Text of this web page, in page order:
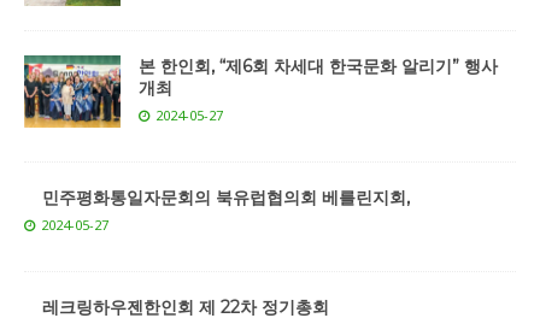
본 한인회, “제6회 차세대 한국문화 알리기” 행사
개최
2024-05-27
민주평화통일자문회의 북유럽협의회 베를린지회,
2024-05-27
레크링하우젠한인회 제 22차 정기총회